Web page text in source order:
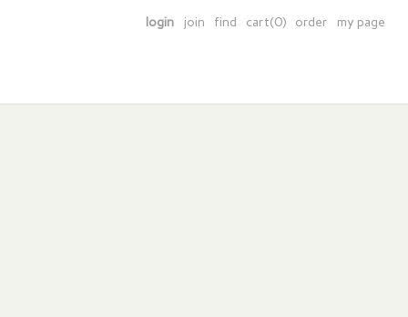
login join find cart(0) order my page